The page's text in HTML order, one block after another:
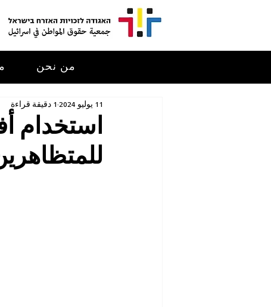
من نحن
استخدام
11 يوليو 2024 1 دقيقة قراءة